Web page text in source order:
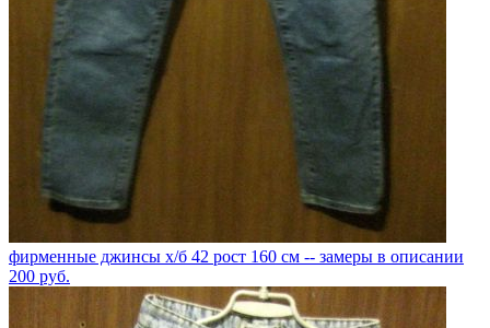
фирменные джинсы х/б 42 рост 160 см -- замеры в описании
200 руб.